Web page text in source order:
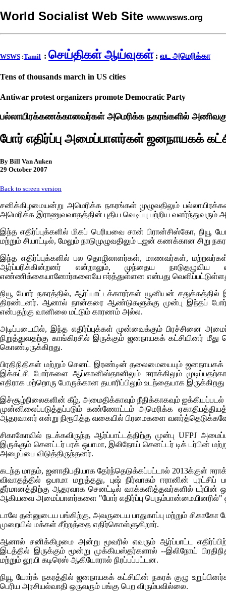
World Socialist Web Site www.wsws.org
WSWS :Tamil : செய்திகள் ஆய்வுகள் : வட அமெரிக்கா
Tens of thousands march in US cities
Antiwar protest organizers promote Democratic Party
பல்லாயிரக்கணக்கானவர்கள் அமெரிக்க நகரங்களில்
போர் எதிர்ப்பு அமைப்பாளர்கள் ஜனநாயகக்
By Bill Van Auken
29 October 2007
Back to screen version
சனிக்கிழமையன்று அமெரிக்க நகரங்கள் முழுவதிலும்
அமெரிக்க இராணுவவாதத்தின் புதிய வெடிப்பு பற்றிய
இந்த எதிர்ப்புக்களில் மிகப் பெரியவை சான் பிரான்சிஸ்கோ,
மற்றும் சியாட்டில், மேலும் நாடுமுழுவதிலும் டஜன் கணக்கான
இந்த எதிர்ப்புக்களில் பல தொழிலாளர்கள், மாணவர்கள்,
ஆர்ப்பரிக்கின்றனர் என்றாலும், முந்தைய நாடுதழுவிய
எண்ணிக்கையானோர்களையே ஈர்த்துள்ளன என்பது
நியூ யோர் நகரத்தில், ஆர்ப்பாட்டக்காரர்கள் யூனியன்
திரண்டனர். ஆனால் நான்கரை ஆண்டுகளுக்கு முன்பு இந்தப் போர்
என்பதற்கு வானிலை மட்டும் காரணம் அல்ல.
அடிப்படையில், இந்த எதிர்ப்புக்கள் முன்வைக்கும் பிரச்சினை
நிறுத்துவதற்கு காங்கிரசில் இருக்கும் ஜனநாயகக் கட்சியினர்
கொண்டிருக்கிறது.
பிரதிநிதிகள் மற்றும் செனட் இரண்டின் தலைமையையும் ஜனநாயகக்
இக்கட்சி போர்களை ஆப்கானிஸ்தானிலும் ஈராக்கிலும்
எதிராக மற்றொரு போருக்கான தயாரிப்பிலும் உடந்தையாக
இச்சூழ்நிலைகளின் கீழ், அமைதிக்காவும் நீதிக்காகவும் ஐக்கியப்படல்
முன்னிலைப்படுத்தப்படும் கண்ணோட்டம் அமெரிக்க
ஆதரவாளர் என்று நிரூபித்த வகையில் பிரமைகளை
சிகாகோவில் நடக்கவிருந்த ஆர்ப்பாட்டத்திற்கு முன்பு UFPJ
இருக்கும் செனட்டர் பரக் ஒபாமா, இலிநோய் செனட்டர் டிக் டர்பின்
அழைப்பை விடுத்திருந்தனர்.
கடந்த மாதம், ஜனாதிபதியாக தேர்ந்தெடுக்கப்பட்டால் 2013க்குள்
விவாதத்தில் ஒபாமா மறுத்தது, புஷ் நிர்வாகம் ஈரானின்
தீர்மானத்திற்கு ஆதரவாக செனட்டில் வாக்களித்தவர்களில் டர்பின்
ஆகியவை அமைப்பாளர்களை "போர் எதிர்ப்பு பெரும்பான்மையினரில்"
டாலே தன்னுடைய பங்கிற்கு, அவருடைய பாதுகாப்பு மற்றும்
முறையில் மக்கள் சீற்றத்தை எதிர்கொள்ளுகிறார்.
ஆனால் சனிக்கிழமை அன்று மூவரில் எவரும் ஆர்ப்பாட்ட
இடத்தில் இருக்கும் மூன்று முக்கியஸ்தர்களால் --இலிநோய்
மற்றும் லூயி கடிரெஸ் ஆகியோரால் நிரப்பப்பட்டன.
நியூ யோர்க் நகரத்தில் ஜனநாயகக் கட்சியின் நகரக் குழு
பெரிய அரசியல்வாதி ஒருவரும் பங்கு பெற விரும்பவில்லை.